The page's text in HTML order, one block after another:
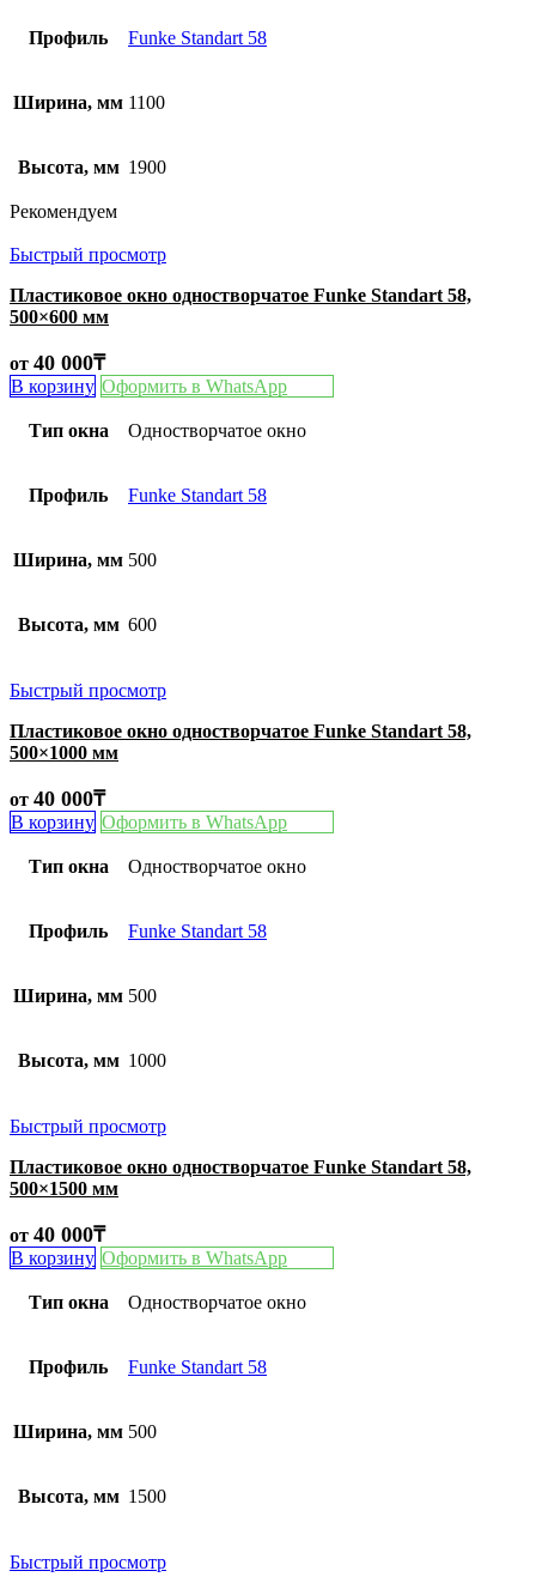
Профиль Funke Standart 58
Ширина, мм 1100
Высота, мм 1900
Рекомендуем
Быстрый просмотр
Пластиковое окно одностворчатое Funke Standart 58,
500×600 мм
от 40 000₸
В корзину Оформить в WhatsApp
Тип окна Одностворчатое окно
Профиль Funke Standart 58
Ширина, мм 500
Высота, мм 600
Быстрый просмотр
Пластиковое окно одностворчатое Funke Standart 58,
500×1000 мм
от 40 000₸
В корзину Оформить в WhatsApp
Тип окна Одностворчатое окно
Профиль Funke Standart 58
Ширина, мм 500
Высота, мм 1000
Быстрый просмотр
Пластиковое окно одностворчатое Funke Standart 58,
500×1500 мм
от 40 000₸
В корзину Оформить в WhatsApp
Тип окна Одностворчатое окно
Профиль Funke Standart 58
Ширина, мм 500
Высота, мм 1500
Быстрый просмотр